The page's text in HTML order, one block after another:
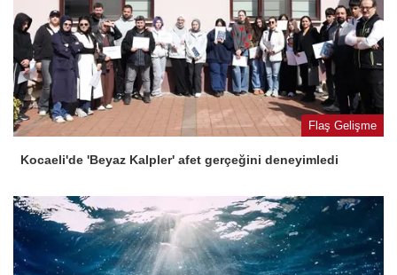
Flaş Gelişme
Kocaeli'de 'Beyaz Kalpler' afet gerçeğini deneyimledi